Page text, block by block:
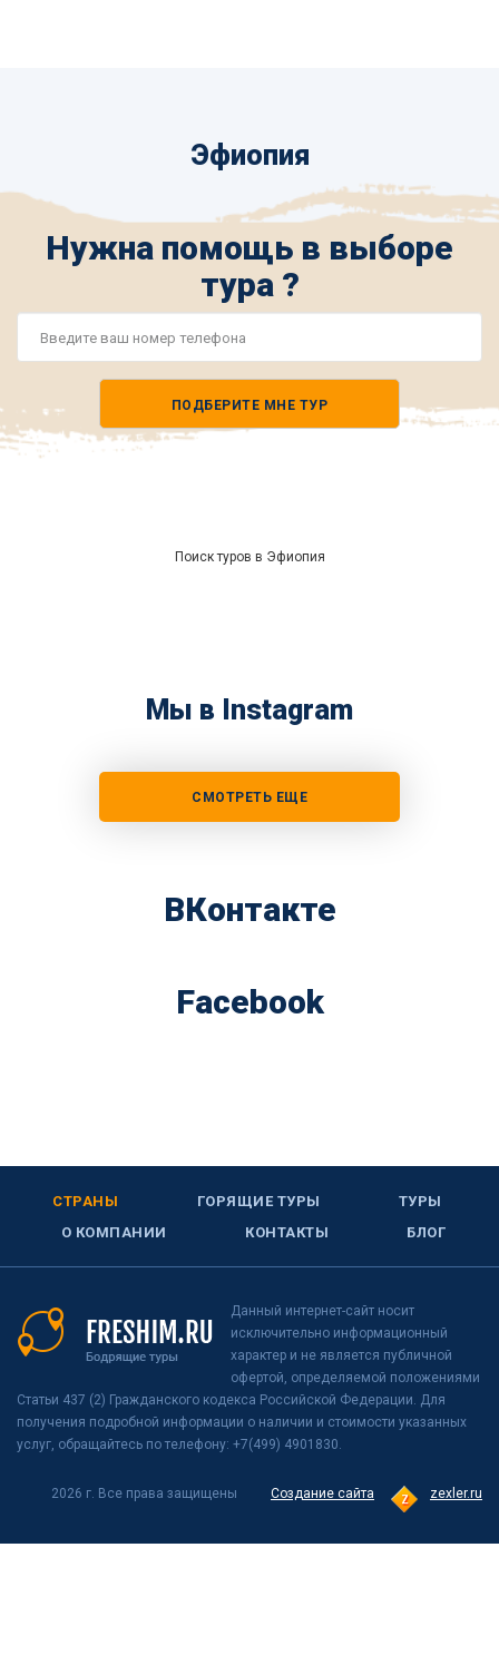
Эфиопия
Нужна помощь в выборе
тура ?
ПОДБЕРИТЕ МНЕ ТУР
Поиск туров в Эфиопия
Мы в Instagram
СМОТРЕТЬ ЕЩЕ
ВКонтакте
Facebook
СТРАНЫ ГОРЯЩИЕ ТУРЫ
ТУРЫ
О КОМПАНИИ
КОНТАКТЫ БЛОГ
Данный интернет-сайт носит
исключительно информационный
характер и не является публичной
офертой, определяемой положениями
Статьи 437 (2) Гражданского кодекса Российской Федерации. Для
получения подробной информации о наличии и стоимости указанных
услуг, обращайтесь по телефону: +7(499) 4901830.
Создание сайта zexler.ru
2026 г. Все права защищены